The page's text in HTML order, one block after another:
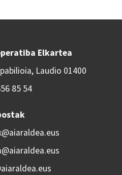
Elkartea
Laudio 01400
85 54